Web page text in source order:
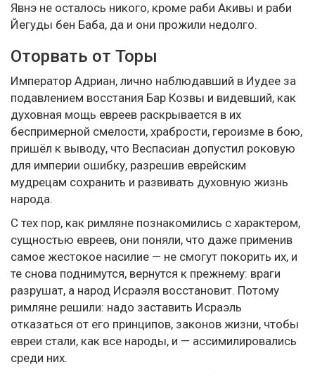
Явнэ не осталось никого, кроме раби Акивы и раби
Йегуды бен Баба, да и они прожили недолго.
Оторвать от Торы
Император Адриан, лично наблюдавший в Иудее за
подавлением восстания Бар Козвы и видевший, как
духовная мощь евреев раскрывается в их
беспримерной смелости, храбрости, героизме в бою,
пришёл к выводу, что Веспасиан допустил роковую
для империи ошибку, разрешив еврейским
мудрецам сохранить и развивать духовную жизнь
народа.
С тех пор, как римляне познакомились с характером,
сущностью евреев, они поняли, что даже применив
самое жестокое насилие — не смогут покорить их, и
те снова поднимутся, вернутся к прежнему: враги
разрушат, а народ Исраэля восстановит. Потому
римляне решили: надо заставить Исраэль
отказаться от его принципов, законов жизни, чтобы
евреи стали, как все народы, и — ассимилировались
среди них.